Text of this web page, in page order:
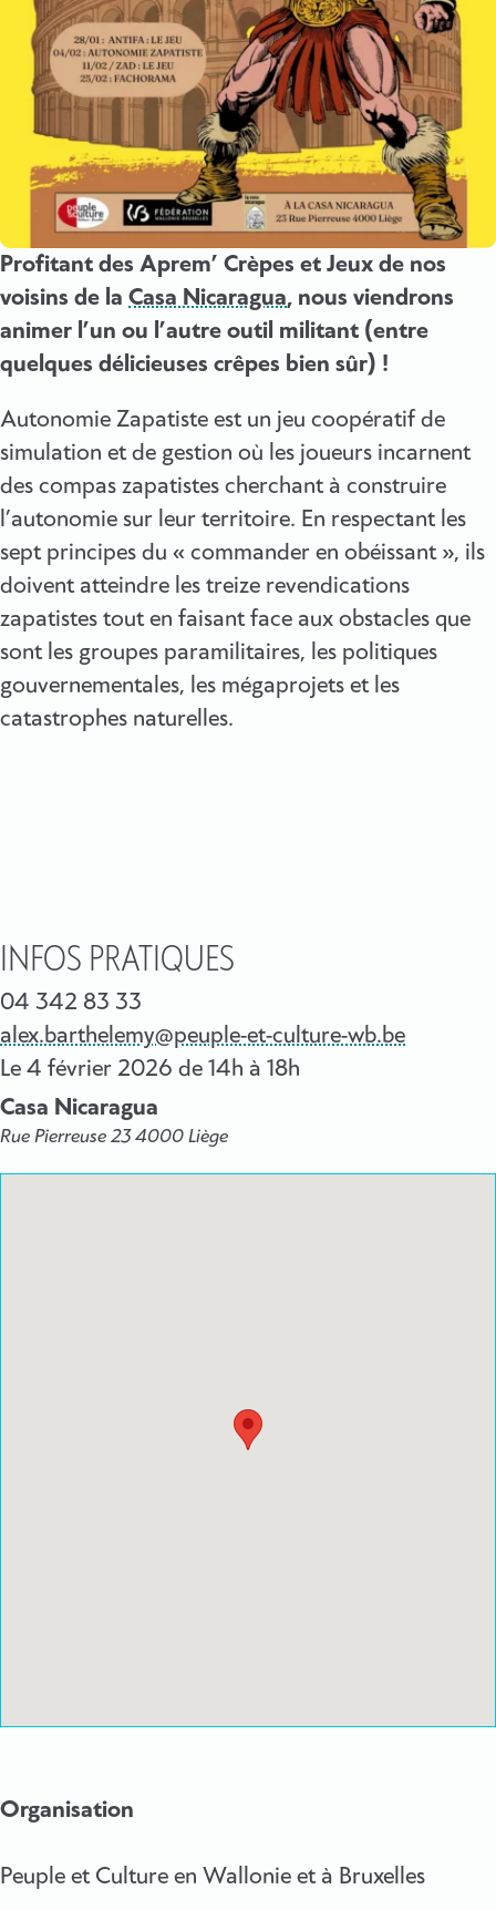
Profitant des Aprem’ Crèpes et Jeux de nos
voisins de la Casa Nicaragua, nous viendrons
animer l’un ou l’autre outil militant (entre
quelques délicieuses crêpes bien sûr) !
Autonomie Zapatiste est un jeu coopératif de
simulation et de gestion où les joueurs incarnent
des compas zapatistes cherchant à construire
l’autonomie sur leur territoire. En respectant les
sept principes du « commander en obéissant », ils
doivent atteindre les treize revendications
zapatistes tout en faisant face aux obstacles que
sont les groupes paramilitaires, les politiques
gouvernementales, les mégaprojets et les
catastrophes naturelles.
INFOS PRATIQUES
04 342 83 33
alex.barthelemy@peuple-et-culture-wb.be
Le 4 février 2026 de 14h à 18h
Casa Nicaragua
Rue Pierreuse 23 4000 Liège
Organisation
Peuple et Culture en Wallonie et à Bruxelles